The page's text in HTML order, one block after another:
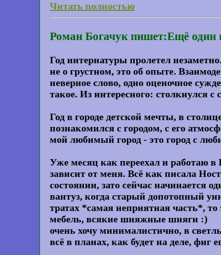
Читать полностью
Роман Богачук пишет:Ещё один
Год интернатуры пролетел
не о грустном, это об опыте.
неверное слово, одно оценочное
такое. Из интересного: столкнулся с
Год в городе детской мечты, в
познакомился с городом, с его
мой любимый город - это город с
Уже месяц как переехал и работаю
зависит от меня. Всё как писала
состоянии, зато сейчас начинается
вантуз, когда старый допотопный
тратах *самая неприятная часть*,
мебель, всякие шняжные шняги :)
очень хочу минималистично, в
всё в планах, как будет на деле, фиг